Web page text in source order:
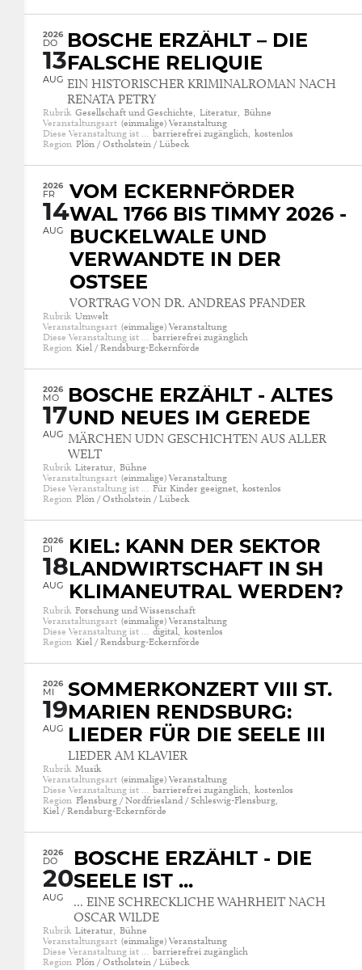
2026
DO
13
AUG
BOSCHE ERZÄHLT – DIE
FALSCHE RELIQUIE
EIN HISTORISCHER KRIMINALROMAN NACH
RENATA PETRY
Rubrik Gesellschaft und Geschichte, Literatur, Bühne
Veranstaltungsart (einmalige) Veranstaltung
Diese Veranstaltung ist … barrierefrei zugänglich, kostenlos
Region Plön / Ostholstein / Lübeck
2026
FR
14
AUG
VOM ECKERNFÖRDER
WAL 1766 BIS TIMMY 2026 -
BUCKELWALE UND
VERWANDTE IN DER
OSTSEE
VORTRAG VON DR. ANDREAS PFANDER
Rubrik Umwelt
Veranstaltungsart (einmalige) Veranstaltung
Diese Veranstaltung ist … barrierefrei zugänglich
Region Kiel / Rendsburg-Eckernförde
2026
MO
17
AUG
BOSCHE ERZÄHLT - ALTES
UND NEUES IM GEREDE
MÄRCHEN UDN GESCHICHTEN AUS ALLER
WELT
Rubrik Literatur, Bühne
Veranstaltungsart (einmalige) Veranstaltung
Diese Veranstaltung ist … Für Kinder geeignet, kostenlos
Region Plön / Ostholstein / Lübeck
2026
DI
18
AUG
KIEL: KANN DER SEKTOR
LANDWIRTSCHAFT IN SH
KLIMANEUTRAL WERDEN?
Rubrik Forschung und Wissenschaft
Veranstaltungsart (einmalige) Veranstaltung
Diese Veranstaltung ist … digital, kostenlos
Region Kiel / Rendsburg-Eckernförde
2026
MI
19
AUG
SOMMERKONZERT VIII ST.
MARIEN RENDSBURG:
LIEDER FÜR DIE SEELE III
LIEDER AM KLAVIER
Rubrik Musik
Veranstaltungsart (einmalige) Veranstaltung
Diese Veranstaltung ist … barrierefrei zugänglich, kostenlos
Region Flensburg / Nordfriesland / Schleswig-Flensburg,
Kiel / Rendsburg-Eckernförde
2026
DO
20
AUG
BOSCHE ERZÄHLT - DIE
SEELE IST ...
... EINE SCHRECKLICHE WAHRHEIT NACH
OSCAR WILDE
Rubrik Literatur, Bühne
Veranstaltungsart (einmalige) Veranstaltung
Diese Veranstaltung ist … barrierefrei zugänglich
Region Plön / Ostholstein / Lübeck